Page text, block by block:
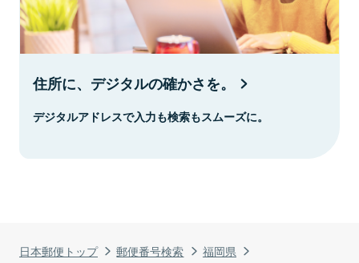
日本郵便トップ 郵便番号検索
福岡県
住所に、デジタルの確かさを。
デジタルアドレスで入力も検索もスムーズに。